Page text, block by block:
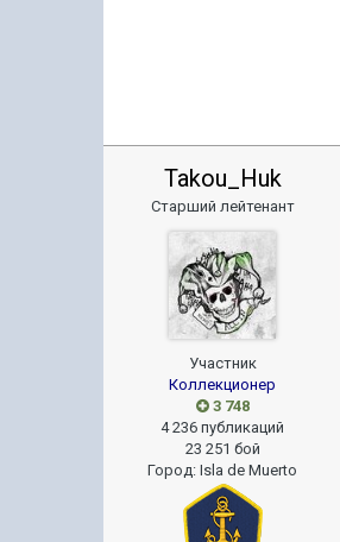
Takou_Huk
Старший лейтенант
Участник
Коллекционер
3 748
4 236 публикаций
23 251 бой
Город:Isla de Muerto